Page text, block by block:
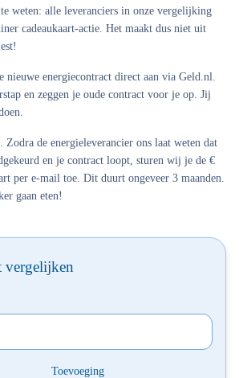
weten: alle leveranciers in onze vergelijking
cadeaukaart-actie. Het maakt dus niet uit
nieuwe energiecontract direct aan via Geld.nl.
en zeggen je oude contract voor je op. Jij
Zodra de energieleverancier ons laat weten dat
en je contract loopt, sturen wij je de €
per e-mail toe. Dit duurt ongeveer 3 maanden.
gaan eten!
vergelijken
Toevoeging